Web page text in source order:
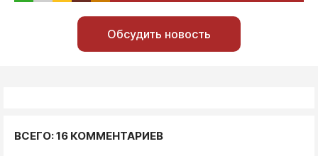
Обсудить новость
ВСЕГО: 16 КОММЕНТАРИЕВ